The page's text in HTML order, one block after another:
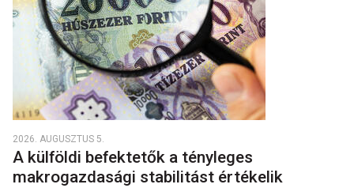
2026. AUGUSZTUS 5.
A külföldi befektetők a tényleges
makrogazdasági stabilitást értékelik